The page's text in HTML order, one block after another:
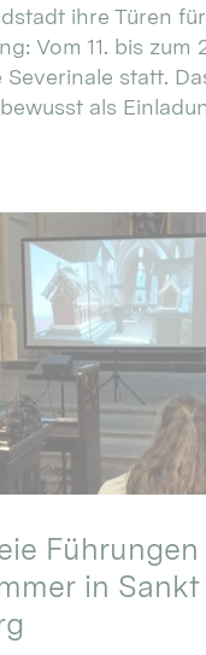
ihre Türen
Vom 11. bis zum
statt.
als
in